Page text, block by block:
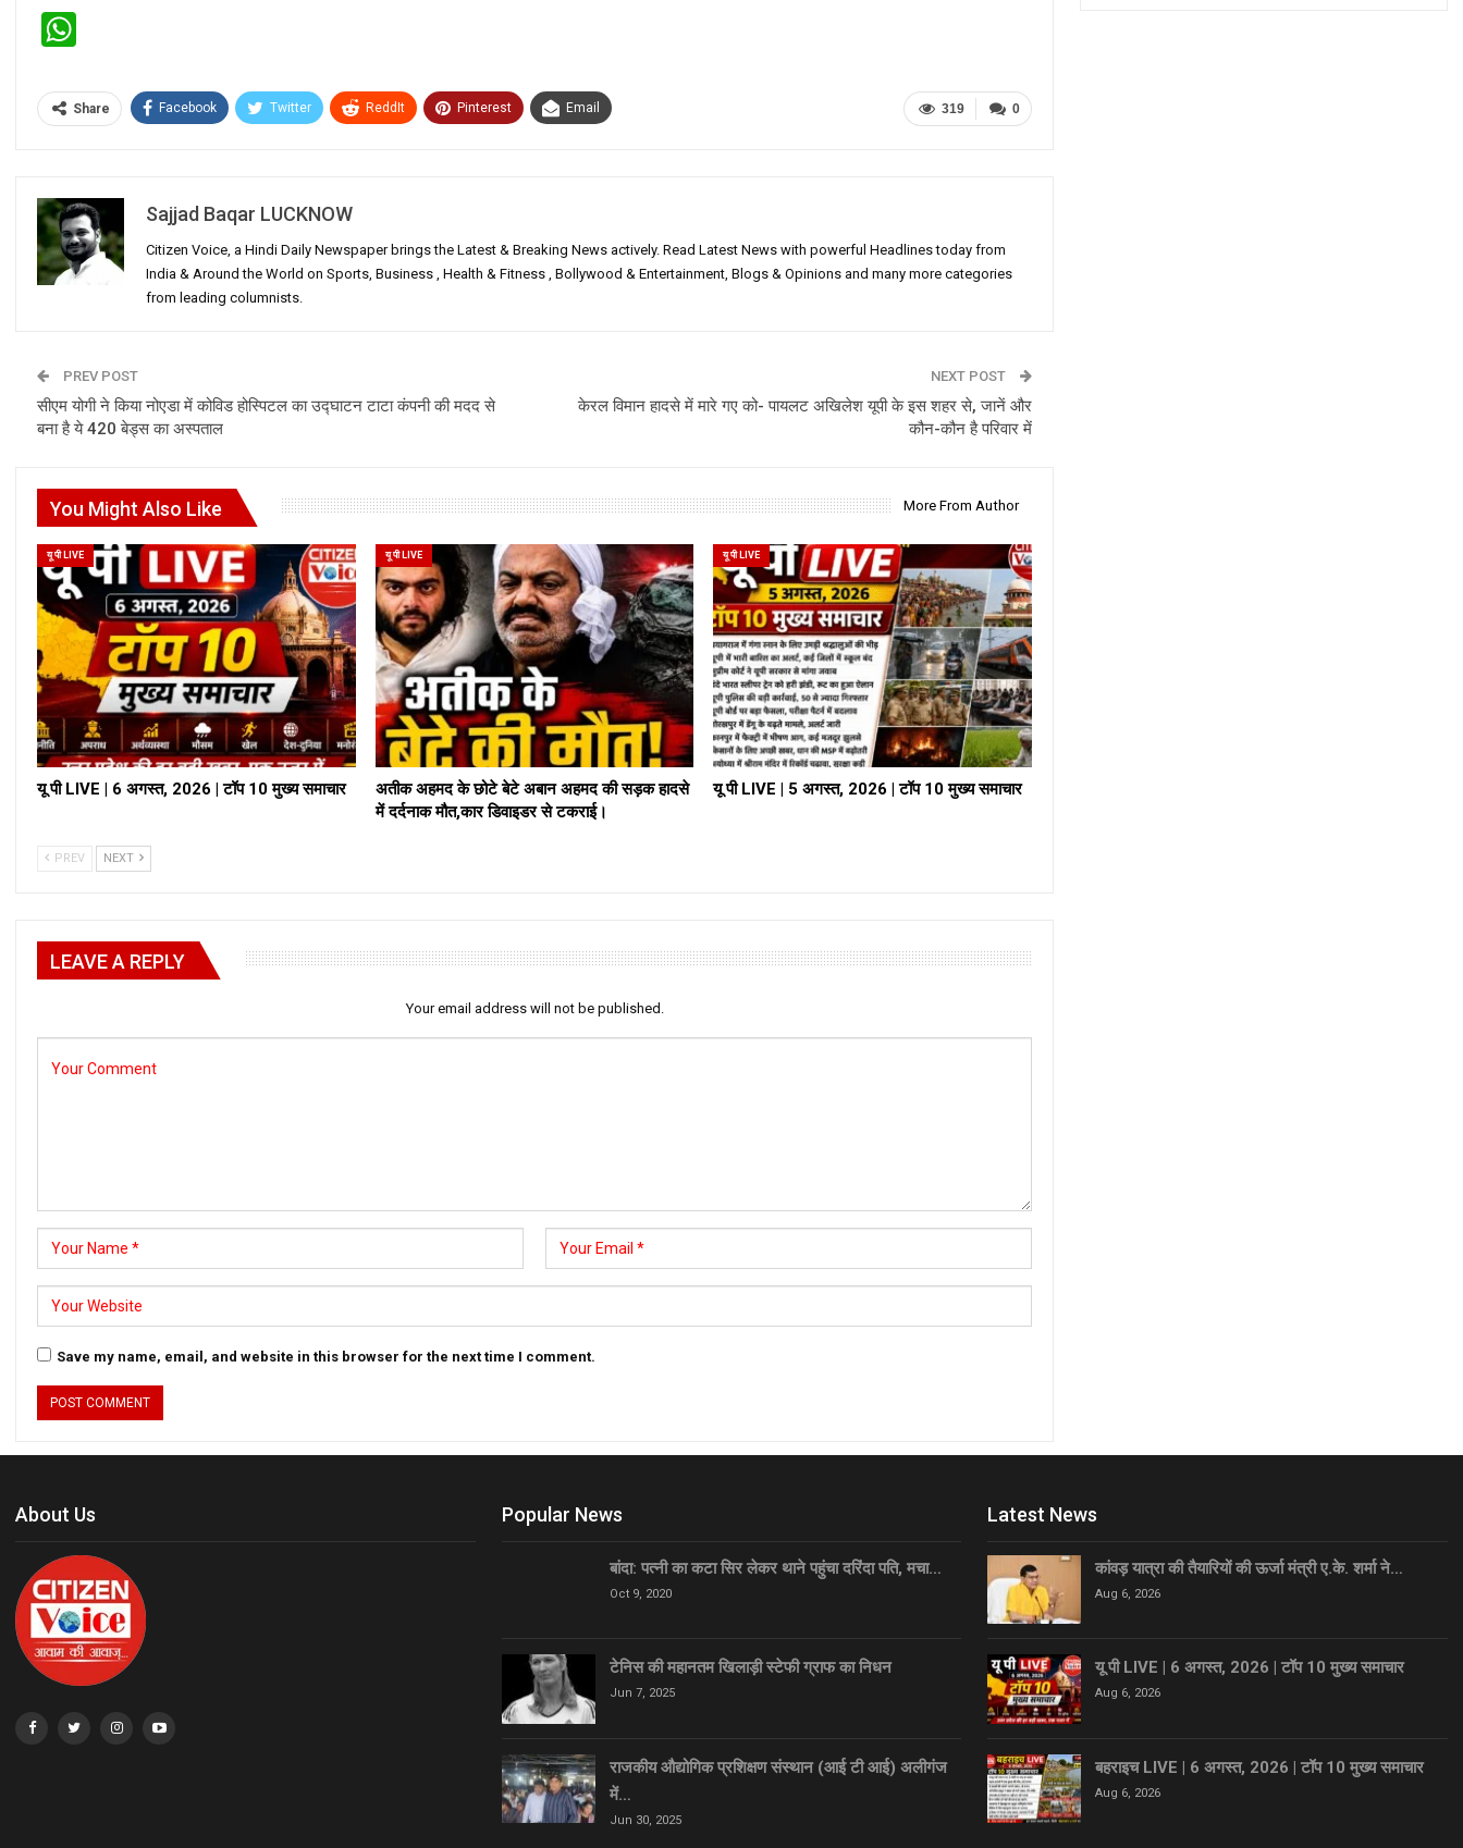
0
319
Share Facebook Twitter ReddIt Pinterest Email
Sajjad Baqar LUCKNOW
Citizen Voice, a Hindi Daily Newspaper brings the Latest & Breaking News actively. Read Latest News with powerful Headlines today from
India & Around the World on Sports, Business , Health & Fitness , Bollywood & Entertainment, Blogs & Opinions and many more categories
from leading columnists.
PREV POST
सीएम योगी ने किया नोएडा में कोविड होस्पिटल का उद्घाटन टाटा कंपनी की मदद से
बना है ये 420 बेड्स का अस्पताल
NEXT POST
केरल विमान हादसे में मारे गए को- पायलट अखिलेश यूपी के इस शहर से, जानें और
कौन-कौन है परिवार में
You Might Also Like More From Author
यू पी LIVE
यू पी LIVE | 6 अगस्त, 2026 | टॉप 10 मुख्य समाचार
यू पी LIVE
अतीक अहमद के छोटे बेटे अबान अहमद की सड़क हादसे
में दर्दनाक मौत,कार डिवाइडर से टकराई।
यू पी LIVE
यू पी LIVE | 5 अगस्त, 2026 | टॉप 10 मुख्य समाचार
PREV NEXT
LEAVE A REPLY
Your email address will not be published.
Save my name, email, and website in this browser for the next time I comment.
About Us Popular News
बांदा: पत्नी का कटा सिर लेकर थाने पहुंचा दरिंदा पति, मचा…
Oct 9, 2020
टेनिस की महानतम खिलाड़ी स्टेफी ग्राफ का निधन
Jun 7, 2025
राजकीय औद्योगिक प्रशिक्षण संस्थान (आई टी आई) अलीगंज
में…
Jun 30, 2025
Latest News
कांवड़ यात्रा की तैयारियों की ऊर्जा मंत्री ए.के. शर्मा ने…
Aug 6, 2026
यू पी LIVE | 6 अगस्त, 2026 | टॉप 10 मुख्य समाचार
Aug 6, 2026
बहराइच LIVE | 6 अगस्त, 2026 | टॉप 10 मुख्य समाचार
Aug 6, 2026